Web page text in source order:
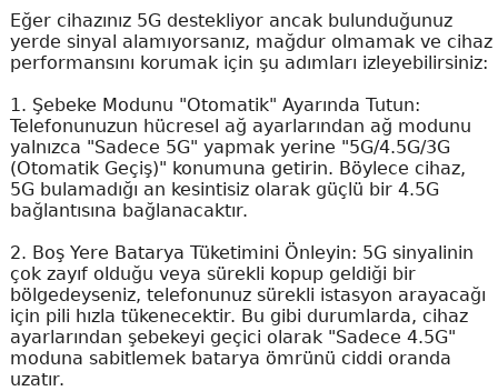
Eğer cihazınız 5G destekliyor ancak bulunduğunuz
yerde sinyal alamıyorsanız, mağdur olmamak ve cihaz
performansını korumak için şu adımları izleyebilirsiniz:
1. Şebeke Modunu "Otomatik" Ayarında Tutun:
Telefonunuzun hücresel ağ ayarlarından ağ modunu
yalnızca "Sadece 5G" yapmak yerine "5G/4.5G/3G
(Otomatik Geçiş)" konumuna getirin. Böylece cihaz,
5G bulamadığı an kesintisiz olarak güçlü bir 4.5G
bağlantısına bağlanacaktır.
2. Boş Yere Batarya Tüketimini Önleyin: 5G sinyalinin
çok zayıf olduğu veya sürekli kopup geldiği bir
bölgedeyseniz, telefonunuz sürekli istasyon arayacağı
için pili hızla tükenecektir. Bu gibi durumlarda, cihaz
ayarlarından şebekeyi geçici olarak "Sadece 4.5G"
moduna sabitlemek batarya ömrünü ciddi oranda
uzatır.